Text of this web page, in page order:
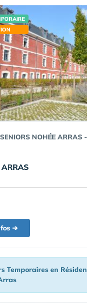
NOHÉE ARRAS
➔
Temporaires en